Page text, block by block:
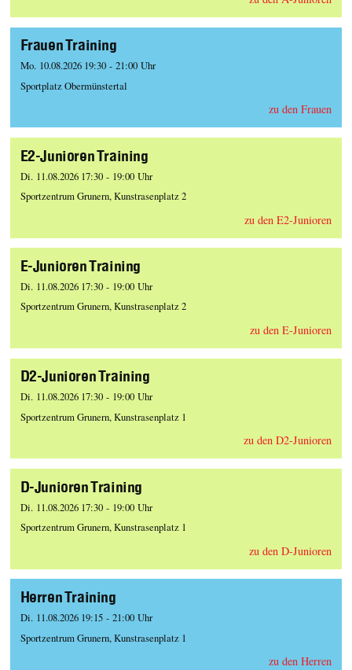
Frauen Training
Mo. 10.08.2026 19:30 - 21:00 Uhr
Sportplatz Obermünstertal
zu den Frauen
E2-Junioren Training
Di. 11.08.2026 17:30 - 19:00 Uhr
Sportzentrum Grunern, Kunstrasenplatz 2
zu den E2-Junioren
E-Junioren Training
Di. 11.08.2026 17:30 - 19:00 Uhr
Sportzentrum Grunern, Kunstrasenplatz 2
zu den E-Junioren
D2-Junioren Training
Di. 11.08.2026 17:30 - 19:00 Uhr
Sportzentrum Grunern, Kunstrasenplatz 1
zu den D2-Junioren
D-Junioren Training
Di. 11.08.2026 17:30 - 19:00 Uhr
Sportzentrum Grunern, Kunstrasenplatz 1
zu den D-Junioren
Herren Training
Di. 11.08.2026 19:15 - 21:00 Uhr
Sportzentrum Grunern, Kunstrasenplatz 1
zu den Herren